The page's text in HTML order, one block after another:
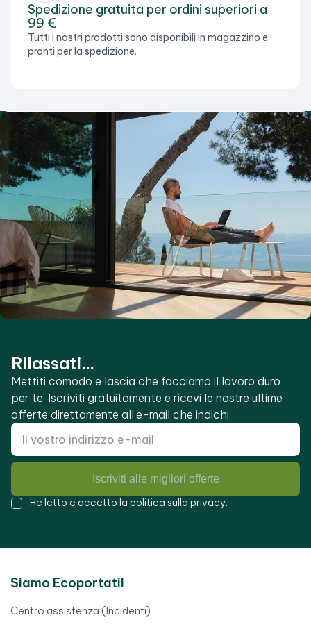
Spedizione gratuita per ordini superiori a
99 €
Tutti i nostri prodotti sono disponibili in magazzino e
pronti per la spedizione.
Rilassati...
Mettiti comodo e lascia che facciamo il lavoro duro
per te. Iscriviti gratuitamente e ricevi le nostre ultime
offerte direttamente all’e-mail che indichi.
Iscriviti alle migliori offerte
He letto e accetto la politica sulla privacy.
Siamo Ecoportatil
Centro assistenza (Incidenti)